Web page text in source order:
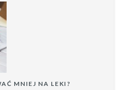
MNIEJ NA LEKI?